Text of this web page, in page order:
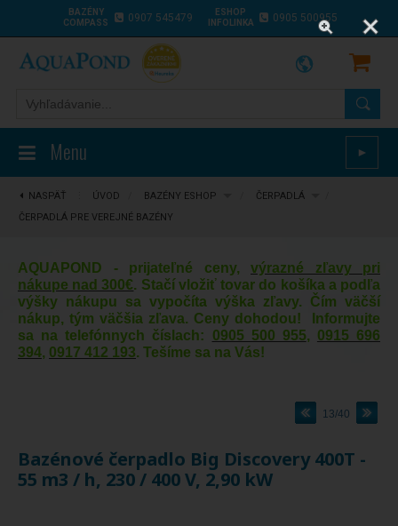
BAZÉNY
COMPASS
0907 545479
ESHOP
INFOLINKA
0905 500955
Menu ►
NASPÄŤ ÚVOD BAZÉNY ESHOP ČERPADLÁ
ČERPADLÁ PRE VEREJNÉ BAZÉNY
AQUAPOND - prijateľné ceny, výrazné zľavy pri
nákupe nad 300€. Stačí vložiť tovar do košíka a podľa
výšky nákupu sa vypočíta výška zľavy. Čím väčší
nákup, tým väčšia zľava. Ceny dohodou! Informujte
sa na telefónnych číslach: 0905 500 955, 0915 696
394, 0917 412 193. Tešíme sa na Vás!
13/40
Bazénové čerpadlo Big Discovery 400T -
55 m3 / h, 230 / 400 V, 2,90 kW